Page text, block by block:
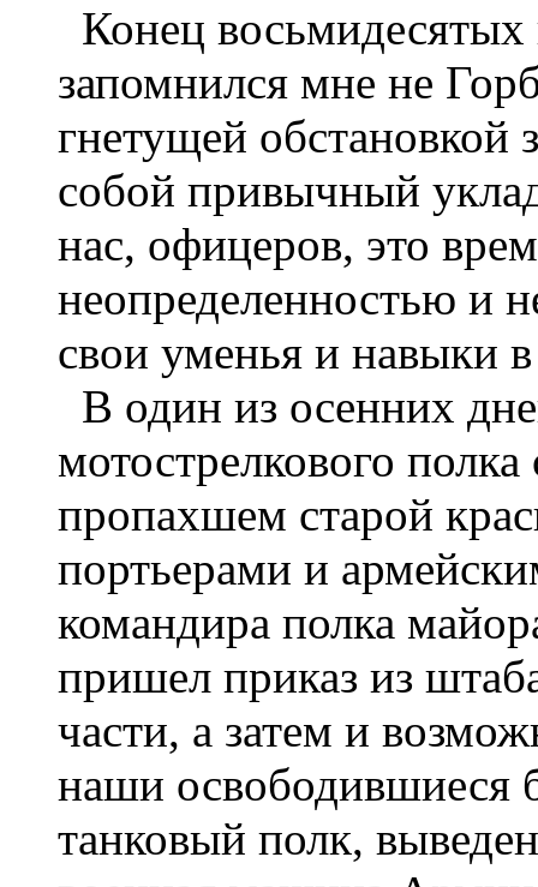
Конец восьмидесятых
запомнился мне не
гнетущей обстановкой
собой привычный
нас, офицеров, это
неопределенностью и
свои уменья и навыки
В один из осенних
мотострелкового
пропахшем старой
портьерами и
командира полка
пришел приказ из
части, а затем и
наши освободившиеся
танковый полк,